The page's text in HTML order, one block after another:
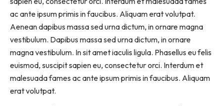
ac ante ipsum primis in faucibus. Aliquam erat volutpat.
Aenean dapibus massa sed urna dictum, in ornare magna
vestibulum. Dapibus massa sed urna dictum, in ornare
magna vestibulum. In sit amet iaculis ligula. Phasellus eu felis
euismod, suscipit sapien eu, consectetur orci. Interdum et
malesuada fames ac ante ipsum primis in faucibus. Aliquam
erat volutpat.